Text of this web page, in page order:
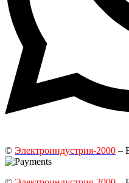
© Электроиндустрия-2000 –